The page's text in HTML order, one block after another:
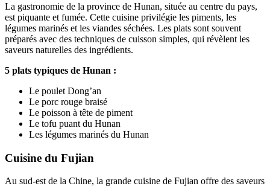
La gastronomie de la province de Hunan, située au centre du pays,
est piquante et fumée. Cette cuisine privilégie les piments, les
légumes marinés et les viandes séchées. Les plats sont souvent
préparés avec des techniques de cuisson simples, qui révèlent les
saveurs naturelles des ingrédients.
5 plats typiques de Hunan :
Le poulet Dong’an
Le porc rouge braisé
Le poisson à tête de piment
Le tofu puant du Hunan
Les légumes marinés du Hunan
Cuisine du Fujian
Au sud-est de la Chine, la grande cuisine de Fujian offre des saveurs